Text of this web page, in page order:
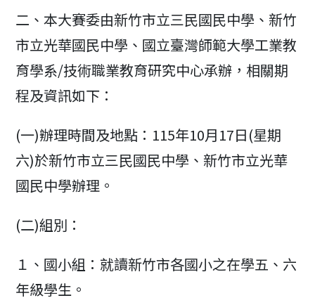
二、本大賽委由新竹市立三民國民中學、新竹
市立光華國民中學、國立臺灣師範大學工業教
育學系/技術職業教育研究中心承辦，相關期
程及資訊如下：
(一)辦理時間及地點：115年10月17日(星期
六)於新竹市立三民國民中學、新竹市立光華
國民中學辦理。
(二)組別：
１、國小組：就讀新竹市各國小之在學五、六
年級學生。